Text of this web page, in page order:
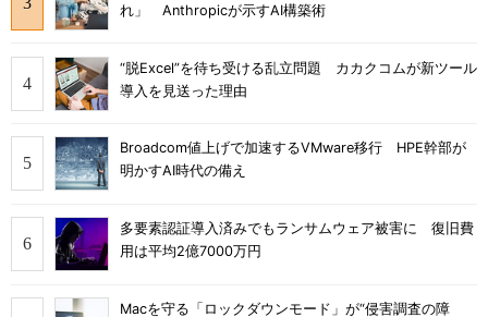
れ」 Anthropicが示すAI構築術
“脱Excel”を待ち受ける乱立問題 カカクコムが新ツール
導入を見送った理由
Broadcom値上げで加速するVMware移行 HPE幹部が
明かすAI時代の備え
多要素認証導入済みでもランサムウェア被害に 復旧費
用は平均2億7000万円
Macを守る「ロックダウンモード」が“侵害調査の障